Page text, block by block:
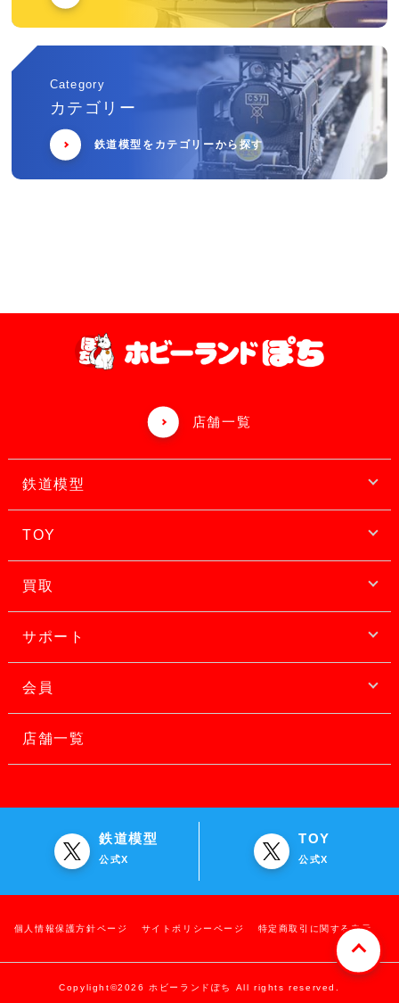
Category
カテゴリー
鉄道模型をカテゴリーから探す
店舗一覧
鉄道模型
TOY
買取
サポート
会員
店舗一覧
鉄道模型
公式X
TOY
公式X
個人情報保護方針ページ サイトポリシーページ 特定商取引に関する表示
Copylight©2026 ホビーランドぽち All rights reserved.